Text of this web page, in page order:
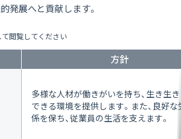
発展へと貢献します。
方針
多様な人材が働きがいを持ち、生き生
できる環境を提供します。また、良好
係を保ち、従業員の生活を支えます。